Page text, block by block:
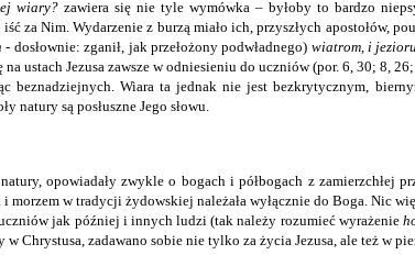
wiary? zawiera się nie tyle wymówka – byłoby to bardzo
za Nim. Wydarzenie z burzą miało ich, przyszłych apostołów,
- dosłownie: zganił, jak przełożony podwładnego) wiatrom, i jezioru
ustach Jezusa zawsze w odniesieniu do uczniów (por. 6, 30; 8,
Wiara ta jednak nie jest bezkrytycznym,
natury są posłuszne Jego słowu.
opowiadały zwykle o bogach i półbogach z zamierzchłej
morzem w tradycji żydowskiej należała wyłącznie do Boga. Nic
jak później i innych ludzi (tak należy rozumieć wyrażenie
Chrystusa, zadawano sobie nie tylko za życia Jezusa, ale też w